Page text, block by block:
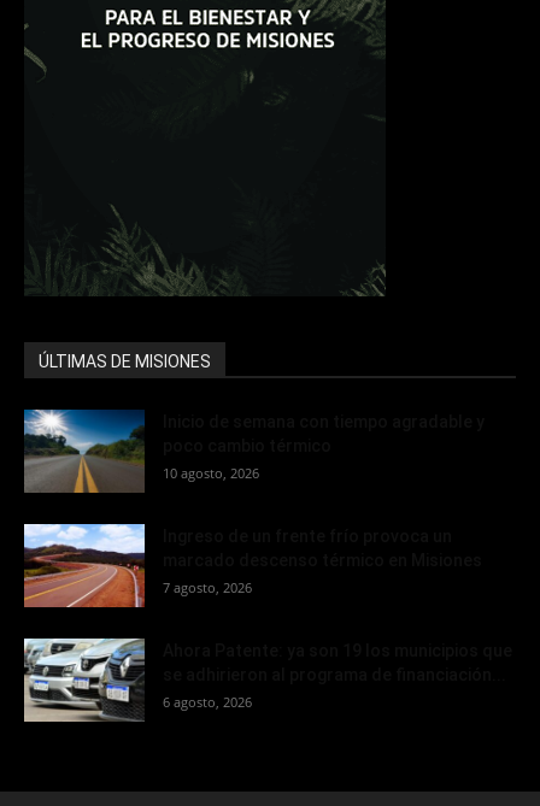
ÚLTIMAS DE MISIONES
10 agosto, 2026
7 agosto, 2026
6 agosto, 2026